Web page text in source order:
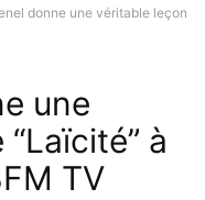
donne une véritable leçon
une
à
TV